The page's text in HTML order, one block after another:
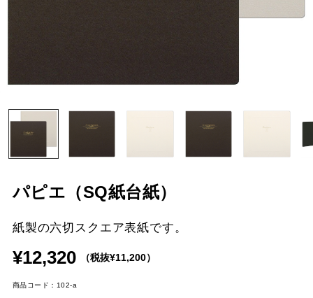
パピエ（SQ紙台紙）
紙製の六切スクエア表紙です。
¥12,320 （税抜¥11,200）
商品コード：102-a